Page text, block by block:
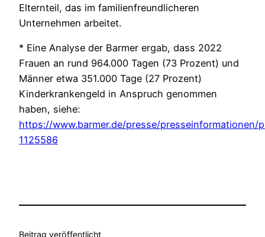
Elternteil, das im familienfreundlicheren
Unternehmen arbeitet.
* Eine Analyse der Barmer ergab, dass 2022
Frauen an rund 964.000 Tagen (73 Prozent) und
Männer etwa 351.000 Tage (27 Prozent)
Kinderkrankengeld in Anspruch genommen
haben, siehe:
https://www.barmer.de/presse/presseinformationen/
1125586
Beitrag veröffentlicht